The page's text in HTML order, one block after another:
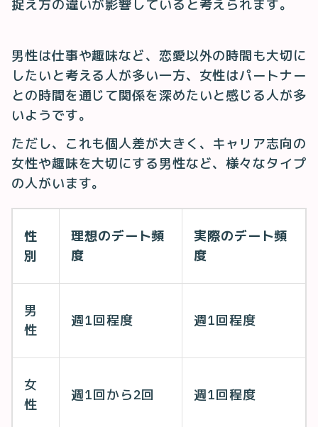
捉え方の違いが影響していると考えられます。
男性は仕事や趣味など、恋愛以外の時間も大切に
したいと考える人が多い一方、女性はパートナー
との時間を通じて関係を深めたいと感じる人が多
いようです。
ただし、これも個人差が大きく、キャリア志向の
女性や趣味を大切にする男性など、様々なタイプ
の人がいます。
性
別
理想のデート頻
度
実際のデート頻
度
男
性
週1回程度 週1回程度
女
性
週1回から2回 週1回程度